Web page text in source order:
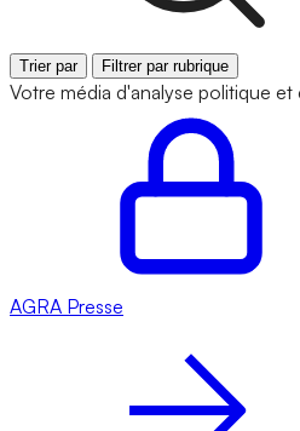
Trier par Filtrer par rubrique
Votre média d'analyse politique
AGRA Presse